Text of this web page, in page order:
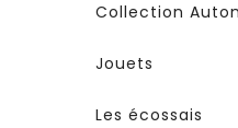
Collection
Jouets
Les écossais